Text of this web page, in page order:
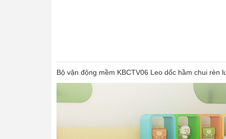
Bộ vận động mềm KBCTV06 Leo dốc hầm chui